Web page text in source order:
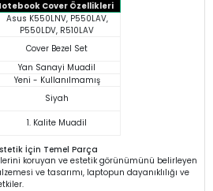
Cover Özellikleri
Asus K550LNV, P550LAV,
P550LDV, R510LAV
Cover Bezel Set
Yan Sanayi Muadil
Yeni - Kullanılmamış
Siyah
1. Kalite Muadil
İçin Temel Parça
koruyan ve estetik görünümünü belirleyen
ve tasarımı, laptopun dayanıklılığı ve